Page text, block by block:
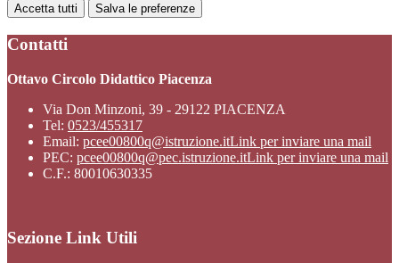
Accetta tutti Salva le preferenze
Contatti
Ottavo Circolo Didattico Piacenza
Via Don Minzoni, 39 - 29122 PIACENZA
Tel: 0523/455317
Email: pcee00800q@istruzione.itLink per inviare una mail
PEC: pcee00800q@pec.istruzione.itLink per inviare una mail
C.F.: 80010630335
Sezione Link Utili